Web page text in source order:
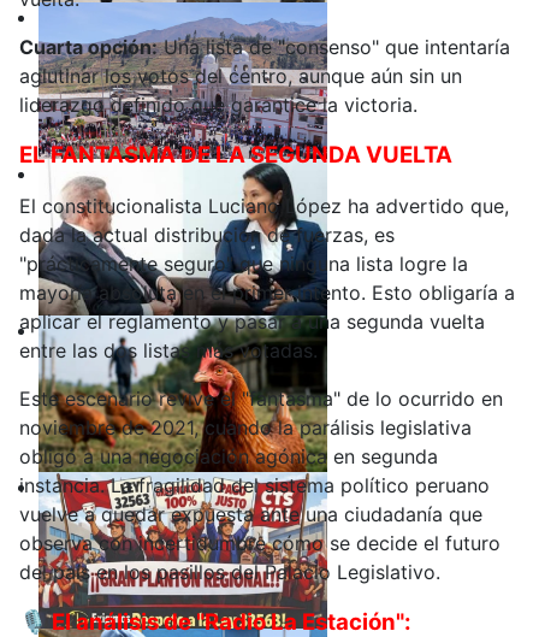
Cuarta opción:Una lista de "consenso" que intentaría
aglutinar los votos del centro, aunque aún sin un
liderazgo definido que garantice la victoria.
EL FANTASMA DE LA SEGUNDA VUELTA
El constitucionalista Luciano López ha advertido que,
dada la actual distribución de fuerzas, es
"prácticamente seguro" que ninguna lista logre la
mayoría absoluta en el primer intento. Esto obligaría a
aplicar el reglamento y pasar a una segunda vuelta
entre las dos listas más votadas.
Este escenario revive el "fantasma" de lo ocurrido en
noviembre de 2021, cuando la parálisis legislativa
obligó a una negociación agónica en segunda
instancia. La fragilidad del sistema político peruano
vuelve a quedar expuesta ante una ciudadanía que
observa con incertidumbre cómo se decide el futuro
del país en los pasillos del Palacio Legislativo.
🎙️ El análisis de "Radio La Estación":